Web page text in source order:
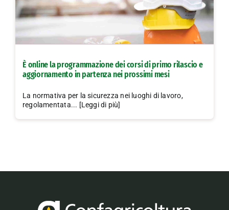
È online la programmazione dei corsi di primo rilascio e
aggiornamento in partenza nei prossimi mesi
La normativa per la sicurezza nei luoghi di lavoro,
regolamentata... [Leggi di più]